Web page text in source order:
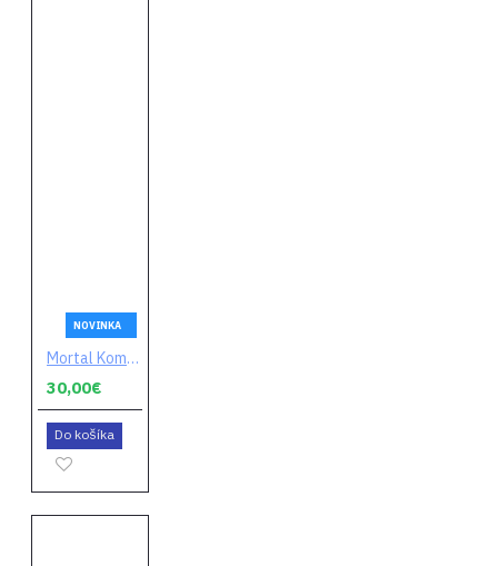
NOVINKA
Mortal Kombat 1 (digitálny kód)
30,00€
Do košíka